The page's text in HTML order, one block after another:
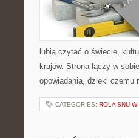
lubią czytać o świecie,
krajów. Strona łączy w
opowiadania, dzięki czemu
CATEGORIES: ROLA SNU